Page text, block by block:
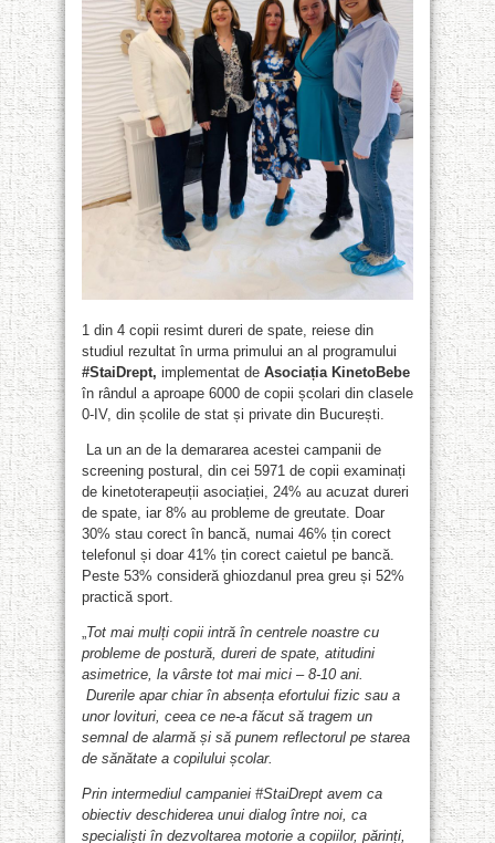
1 din 4 copii resimt dureri de spate, reiese din
studiul rezultat în urma primului an al programului
#StaiDrept, implementat de Asociația KinetoBebe
în rândul a aproape 6000 de copii școlari din clasele
0-IV, din școlile de stat și private din București.
La un an de la demararea acestei campanii de
screening postural, din cei 5971 de copii examinați
de kinetoterapeuții asociației, 24% au acuzat dureri
de spate, iar 8% au probleme de greutate. Doar
30% stau corect în bancă, numai 46% țin corect
telefonul și doar 41% țin corect caietul pe bancă.
Peste 53% consideră ghiozdanul prea greu și 52%
practică sport.
„Tot mai mulți copii intră în centrele noastre cu
probleme de postură, dureri de spate, atitudini
asimetrice, la vârste tot mai mici – 8-10 ani.
Durerile apar chiar în absența efortului fizic sau a
unor lovituri, ceea ce ne-a făcut să tragem un
semnal de alarmă și să punem reflectorul pe starea
de sănătate a copilului școlar.
Prin intermediul campaniei #StaiDrept avem ca
obiectiv deschiderea unui dialog între noi, ca
specialiști în dezvoltarea motorie a copiilor, părinți,